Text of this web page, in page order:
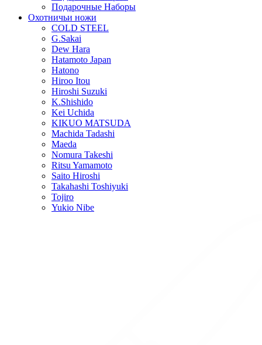
Подарочные Наборы
Охотничьи ножи
COLD STEEL
G.Sakai
Dew Hara
Hatamoto Japan
Hatono
Hiroo Itou
Hiroshi Suzuki
K.Shishido
Kei Uchida
KIKUO MATSUDA
Machida Tadashi
Maeda
Nomura Takeshi
Ritsu Yamamoto
Saito Hiroshi
Takahashi Toshiyuki
Tojiro
Yukio Nibe